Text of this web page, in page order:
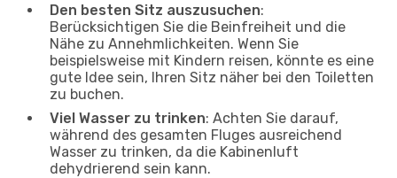
Den besten Sitz auszusuchen:
Berücksichtigen Sie die Beinfreiheit und die
Nähe zu Annehmlichkeiten. Wenn Sie
beispielsweise mit Kindern reisen, könnte es eine
gute Idee sein, Ihren Sitz näher bei den Toiletten
zu buchen.
Viel Wasser zu trinken: Achten Sie darauf,
während des gesamten Fluges ausreichend
Wasser zu trinken, da die Kabinenluft
dehydrierend sein kann.